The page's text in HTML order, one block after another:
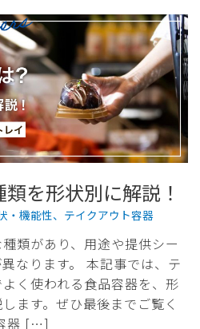
を形状別に解説！
・機能性、 テイクアウト容器
類があり、用途や提供シー
なります。 本記事では、テ
く使われる食品容器を、形
ます。ぜひ最後までご覧く
器 […]